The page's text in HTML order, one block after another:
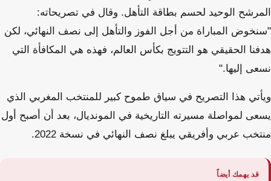
المرشح الوحيد لحسم بطاقة التأهل. وقال في تصريحاته:
"سنخوض المباراة من أجل الفوز والتأهل إلى نصف النهائي، لكن
هدفنا الحقيقي هو التتويج بكأس العالم، فهذه هي المكافأة التي
نسعى إليها."
ويأتي هذا التصريح في سياق طموح كبير للمنتخب المغربي الذي
يسعى لمواصلة مسيرته التاريخية في المونديال، بعد أن أصبح أول
منتخب عربي وأفريقي يبلغ نصف النهائي في نسخة 2022.
قد يهمك أيضاً